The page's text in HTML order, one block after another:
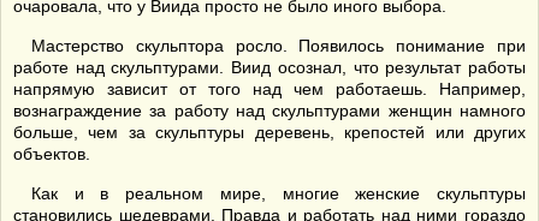
очаровала, что у Виида просто не было иного выбора.
Мастерство скульптора росло. Появилось понимание при
работе над скульптурами. Виид осознал, что результат работы
напрямую зависит от того над чем работаешь. Например,
вознаграждение за работу над скульптурами женщин намного
больше, чем за скульптуры деревень, крепостей или других
объектов.
Как и в реальном мире, многие женские скульптуры
становились шедеврами. Правда и работать над ними гораздо